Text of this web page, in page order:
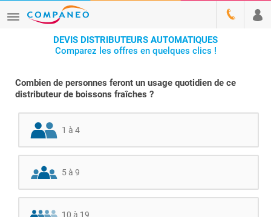
DEVIS DISTRIBUTEURS AUTOMATIQUES
Comparez les offres en quelques clics !
Combien de personnes feront un usage quotidien de ce
distributeur de boissons fraîches ?
1 à 4
5 à 9
10 à 19